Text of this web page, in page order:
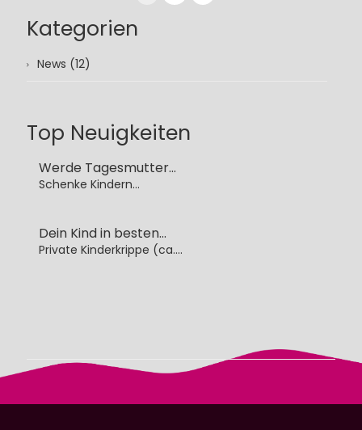
Kategorien
News (12)
Top Neuigkeiten
Werde Tagesmutter...
Schenke Kindern...
Dein Kind in besten...
Private Kinderkrippe (ca....